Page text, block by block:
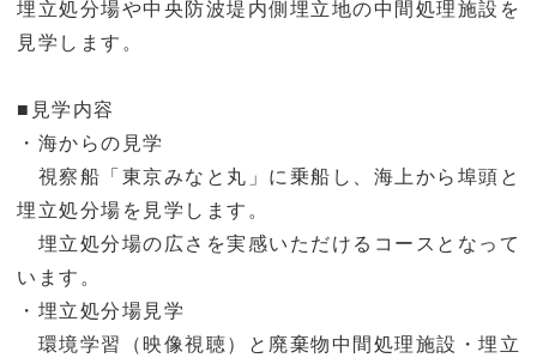
埋立処分場や中央防波堤内側埋立地の中間処理施設を
見学します。
■見学内容
・海からの見学
視察船「東京みなと丸」に乗船し、海上から埠頭と
埋立処分場を見学します。
埋立処分場の広さを実感いただけるコースとなって
います。
・埋立処分場見学
環境学習（映像視聴）と廃棄物中間処理施設・埋立